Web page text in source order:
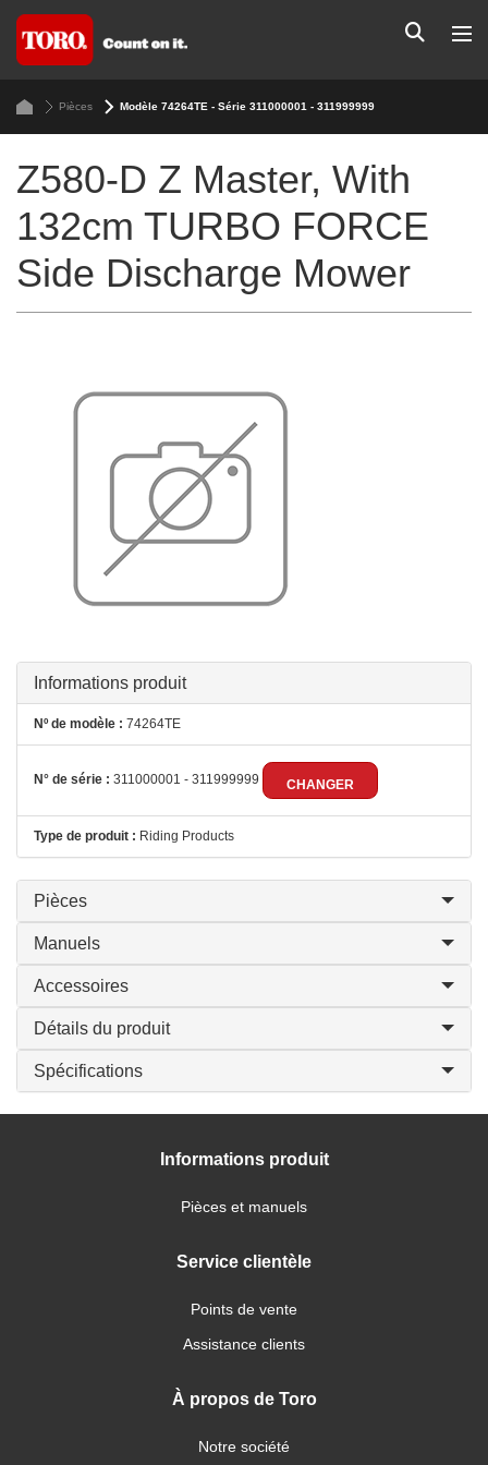
Pièces Modèle 74264TE - Série 311000001 - 311999999
Z580-D Z Master, With
132cm TURBO FORCE
Side Discharge Mower
Informations produit
Nº de modèle : 74264TE
N° de série : 311000001 - 311999999 CHANGER
Type de produit : Riding Products
Pièces
Manuels
Accessoires
Détails du produit
Spécifications
Informations produit
Pièces et manuels
Service clientèle
Points de vente
Assistance clients
À propos de Toro
Notre société